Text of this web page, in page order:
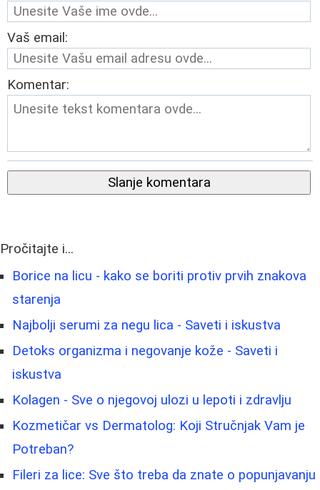
Vaš email:
Komentar:
Slanje komentara
Pročitajte i...
Borice na licu - kako se boriti protiv prvih znakova
starenja
Najbolji serumi za negu lica - Saveti i iskustva
Detoks organizma i negovanje kože - Saveti i
iskustva
Kolagen - Sve o njegovoj ulozi u lepoti i zdravlju
Kozmetičar vs Dermatolog: Koji Stručnjak Vam je
Potreban?
Fileri za lice: Sve što treba da znate o popunjavanju